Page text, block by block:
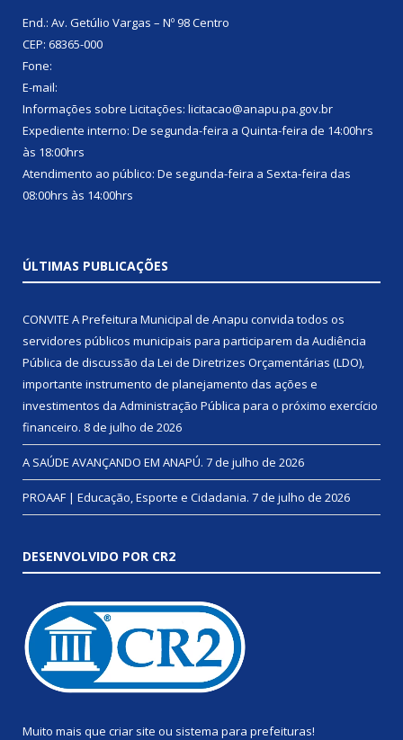
End.: Av. Getúlio Vargas – Nº 98 Centro
CEP: 68365-000
Fone:
E-mail:
Informações sobre Licitações: licitacao@anapu.pa.gov.br
Expediente interno: De segunda-feira a Quinta-feira de 14:00hrs
às 18:00hrs
Atendimento ao público: De segunda-feira a Sexta-feira das
08:00hrs às 14:00hrs
ÚLTIMAS PUBLICAÇÕES
CONVITE A Prefeitura Municipal de Anapu convida todos os
servidores públicos municipais para participarem da Audiência
Pública de discussão da Lei de Diretrizes Orçamentárias (LDO),
importante instrumento de planejamento das ações e
investimentos da Administração Pública para o próximo exercício
financeiro. 8 de julho de 2026
A SAÚDE AVANÇANDO EM ANAPÚ. 7 de julho de 2026
PROAAF | Educação, Esporte e Cidadania. 7 de julho de 2026
DESENVOLVIDO POR CR2
Muito mais que criar site ou sistema para prefeituras!